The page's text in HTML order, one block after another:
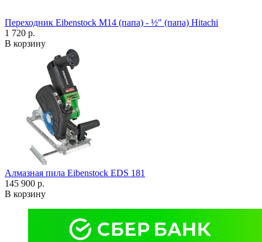
Переходник Eibenstock M14 (папа) - ½" (папа) Hitachi
1 720 р.
В корзину
Алмазная пила Eibenstock EDS 181
145 900 р.
В корзину